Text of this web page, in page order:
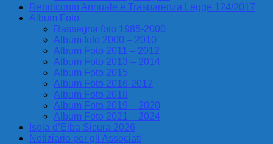
Rendiconto Annuale e Trasparenza Legge 124/2017
Album Foto
Rassegna foto 1985-2000
Album foto 2000 – 2010
Album Foto 2011 – 2012
Album Foto 2013 – 2014
Album Foto 2015
Album Foto 2016-2017
Album Foto 2018
Album Foto 2019 – 2020
Album Foto 2021 – 2024
Isola d’Elba Sicura 2026
Notiziario per gli Associati